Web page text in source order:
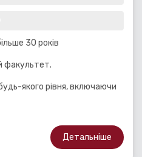
30 років
факультет.
якого рівня, включаючи
Детальніше